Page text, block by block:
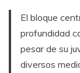
El bloque
profundidad
pesar de su
diversos